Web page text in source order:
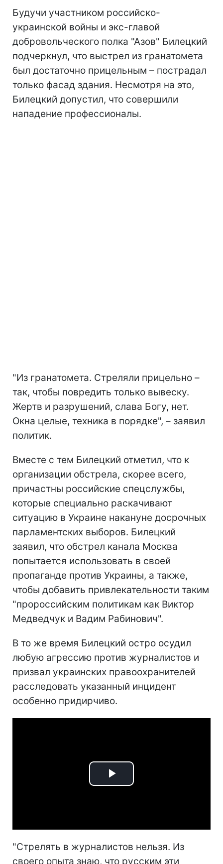
Будучи участником российско-
украинской войны и экс-главой
добровольческого полка "Азов" Билецкий
подчеркнул, что выстрел из гранатомета
был достаточно прицельным – пострадал
только фасад здания. Несмотря на это,
Билецкий допустил, что совершили
нападение профессионалы.
"Из гранатомета. Стреляли прицельно –
так, чтобы повредить только вывеску.
Жертв и разрушений, слава Богу, нет.
Окна целые, техника в порядке", – заявил
политик.
Вместе с тем Билецкий отметил, что к
организации обстрела, скорее всего,
причастны российские спецслужбы,
которые специально раскачивают
ситуацию в Украине накануне досрочных
парламентских выборов. Билецкий
заявил, что обстрел канала Москва
попытается использовать в своей
пропаганде против Украины, а также,
чтобы добавить привлекательности таким
"пророссийским политикам как Виктор
Медведчук и Вадим Рабинович".
В то же время Билецкий остро осудил
любую агрессию против журналистов и
призвал украинских правоохранителей
расследовать указанный инцидент
особенно придирчиво.
Play
"Стрелять в журналистов нельзя. Из
своего опыта знаю, что русским эти